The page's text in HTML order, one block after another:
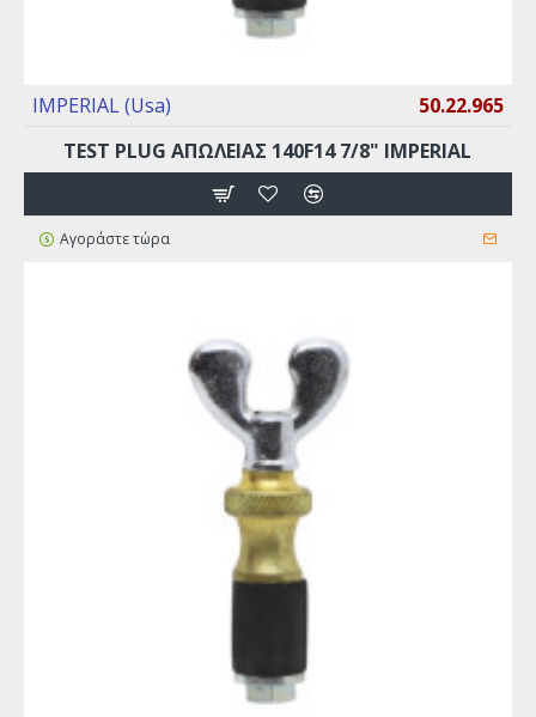
IMPERIAL (Usa)
50.22.965
TEST PLUG ΑΠΩΛΕΙΑΣ 140F14 7/8" IMPERIAL
Αγοράστε τώρα